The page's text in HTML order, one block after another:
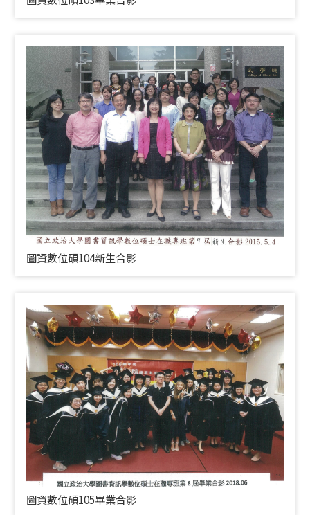
圖資數位碩104新生合影
圖資數位碩105畢業合影